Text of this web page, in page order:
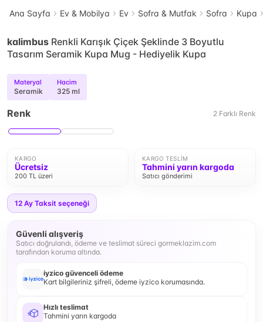
Ana Sayfa Ev & Mobilya Ev Sofra & Mutfak Sofra Kupa
kalimbus Renkli Karışık Çiçek Şeklinde 3 Boyutlu
Tasarım Seramik Kupa Mug - Hediyelik Kupa
Materyal
Seramik
Hacim
325 ml
Renk 2 Farklı Renk
KARGO
Ücretsiz
200 TL üzeri
KARGO TESLIM
Tahmini yarın kargoda
Satıcı gönderimi
12 Ay Taksit seçeneği
Güvenli alışveriş
Satıcı doğrulandı, ödeme ve teslimat süreci gormeklazim.com
tarafından koruma altında.
iyzico güvenceli ödeme
Kart bilgileriniz şifreli, ödeme iyzico korumasında.
Hızlı teslimat
Tahmini yarın kargoda